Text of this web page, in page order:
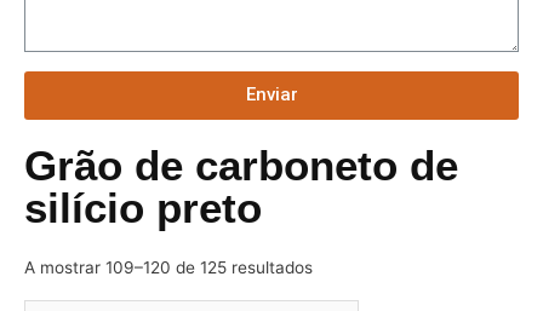
Enviar
Grão de carboneto de
silício preto
A mostrar 109–120 de 125 resultados